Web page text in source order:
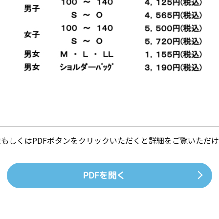
しくはPDFボタンをクリックいただくと詳細をご覧いただ
PDFを開く